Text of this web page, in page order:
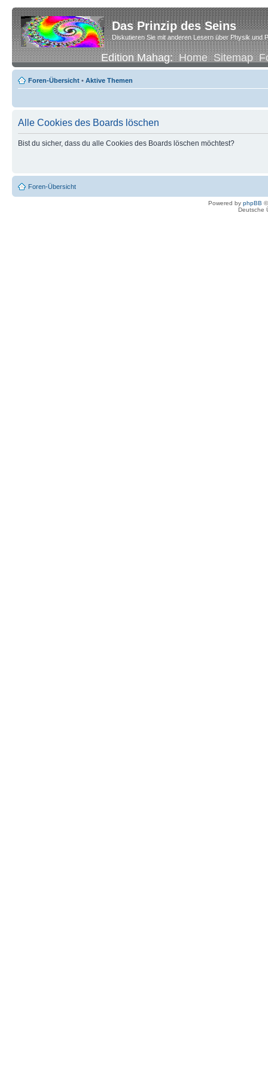
Das Prinzip des Seins
Diskutieren Sie mit anderen Lesern über Physik und
Edition Mahag:Home Sitemap
Foren-Übersicht • Aktive Themen
Alle Cookies des Boards löschen
Bist du sicher, dass du alle Cookies des Boards löschen möchtest?
Foren-Übersicht
Powered by phpBB
Deutsche